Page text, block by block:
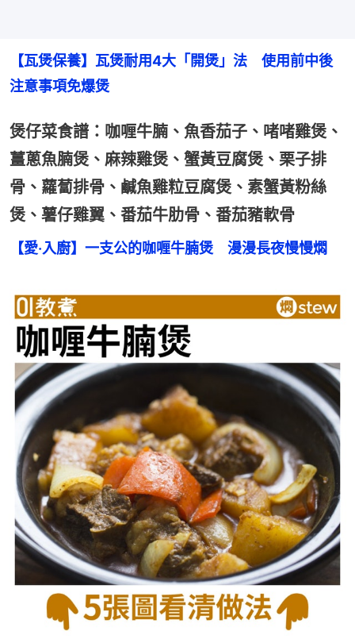
【瓦煲保養】瓦煲耐用4大「開煲」法　使用前中後
注意事項免爆煲
煲仔菜食譜：咖喱牛腩、魚香茄子、啫啫雞煲、
薑蔥魚腩煲、麻辣雞煲、蟹黃豆腐煲、栗子排
骨、蘿蔔排骨、鹹魚雞粒豆腐煲、素蟹黃粉絲
煲、薯仔雞翼、番茄牛肋骨、番茄豬軟骨
【愛‧入廚】一支公的咖喱牛腩煲　漫漫長夜慢慢燜